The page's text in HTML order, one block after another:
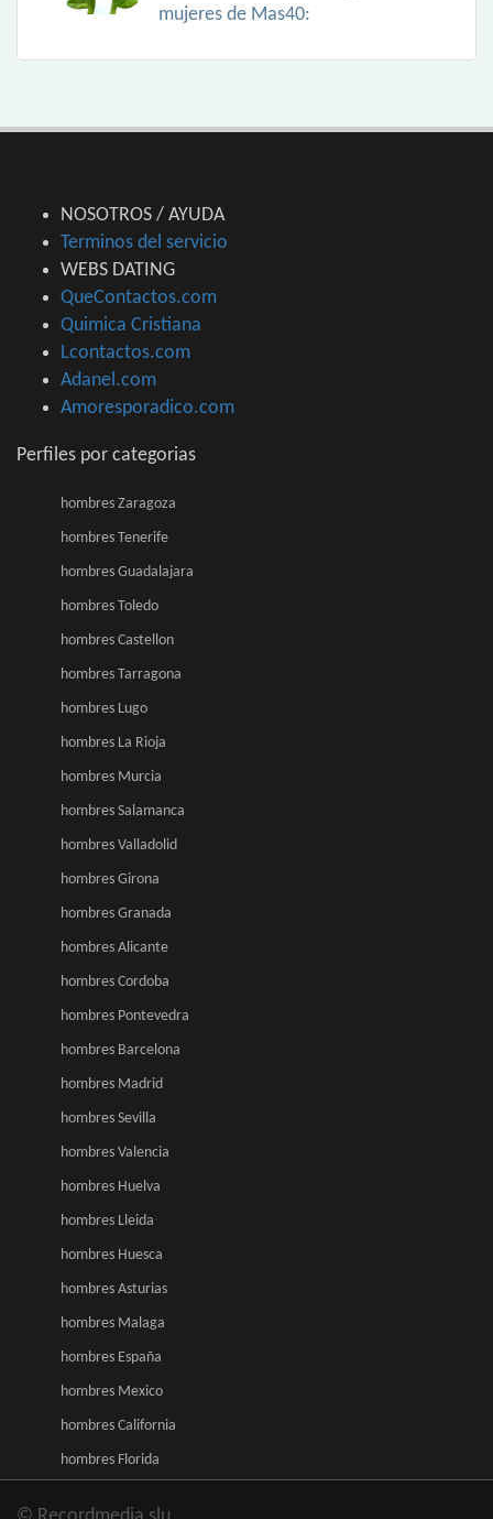
mujeres de Mas40:
NOSOTROS / AYUDA
Terminos del servicio
WEBS DATING
QueContactos.com
Quimica Cristiana
Lcontactos.com
Adanel.com
Amoresporadico.com
Perfiles por categorias
hombres Zaragoza
hombres Tenerife
hombres Guadalajara
hombres Toledo
hombres Castellon
hombres Tarragona
hombres Lugo
hombres La Rioja
hombres Murcia
hombres Salamanca
hombres Valladolid
hombres Girona
hombres Granada
hombres Alicante
hombres Cordoba
hombres Pontevedra
hombres Barcelona
hombres Madrid
hombres Sevilla
hombres Valencia
hombres Huelva
hombres Lleida
hombres Huesca
hombres Asturias
hombres Malaga
hombres España
hombres Mexico
hombres California
hombres Florida